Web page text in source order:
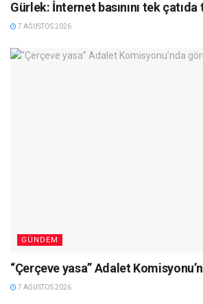
Gürlek: İnternet basınını tek
7 AĞUSTOS 2026
GÜNDEM
“Çerçeve yasa” Adalet
7 AĞUSTOS 2026